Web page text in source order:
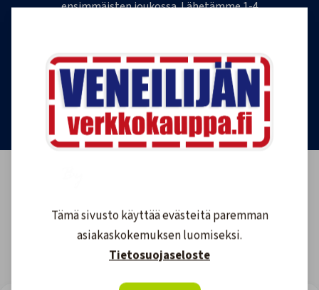
ensimmäisten joukossa. Lähetämme 1-4
Tilaa uutiskirje
Tämä sivusto käyttää evästeitä paremman
asiakaskokemuksen luomiseksi.
Tietosuojaseloste